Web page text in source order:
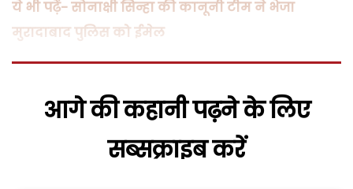
ये भी पढ़ें- सोनाक्षी सिन्हा की कानूनी टीम ने भेजा
मुरादाबाद पुलिस को ईमेल
आगे की कहानी पढ़ने के लिए
सब्सक्राइब करें